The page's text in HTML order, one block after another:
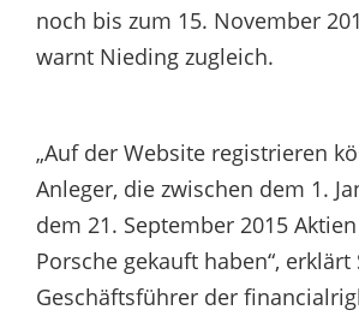
noch bis zum 15. November
warnt Nieding zugleich.
„Auf der Website registrieren
Anleger, die zwischen dem 1.
dem 21. September 2015
Porsche gekauft haben“, erklärt
Geschäftsführer der